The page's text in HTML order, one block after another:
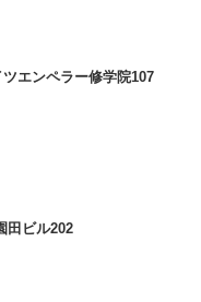
エンペラー修学院107
田ビル202